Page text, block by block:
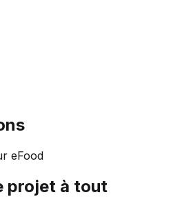
eFood
projet à tout